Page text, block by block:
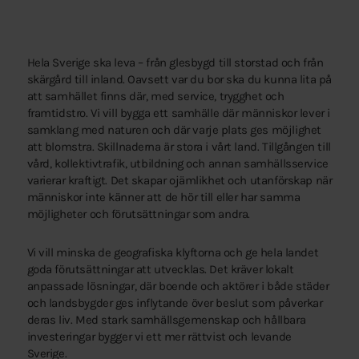
Hela Sverige ska leva – från glesbygd till storstad och från
skärgård till inland. Oavsett var du bor ska du kunna lita på
att samhället finns där, med service, trygghet och
framtidstro. Vi vill bygga ett samhälle där människor lever i
samklang med naturen och där varje plats ges möjlighet
att blomstra. Skillnaderna är stora i vårt land. Tillgången till
vård, kollektivtrafik, utbildning och annan samhällsservice
varierar kraftigt. Det skapar ojämlikhet och utanförskap när
människor inte känner att de hör till eller har samma
möjligheter och förutsättningar som andra.
Vi vill minska de geografiska klyftorna och ge hela landet
goda förutsättningar att utvecklas. Det kräver lokalt
anpassade lösningar, där boende och aktörer i både städer
och landsbygder ges inflytande över beslut som påverkar
deras liv. Med stark samhällsgemenskap och hållbara
investeringar bygger vi ett mer rättvist och levande
Sverige.